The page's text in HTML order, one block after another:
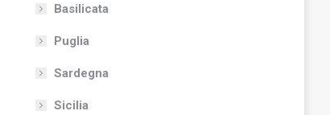
Basilicata
Puglia
Sardegna
Sicilia